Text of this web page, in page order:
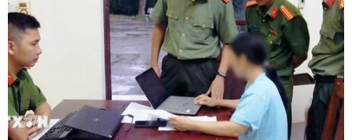
Giám đốc chương trình Viện Tony Blair vì sự
thay đổi toàn cầu tại Việt Nam.
Các diễn giả tập trung thảo luận về các giải
pháp thực hiện mục tiêu tăng trưởng kinh tế hai
con số, thu hút FDI chất lượng cao gắn kết với
khu vực kinh tế trong nước, cải cách thể chế và